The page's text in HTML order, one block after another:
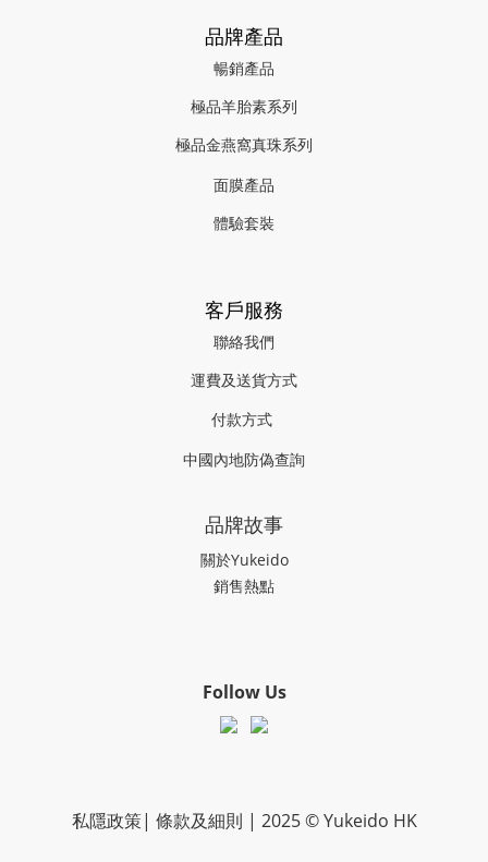
品牌產品
暢銷產品
極品羊胎素系列
極品金燕窩真珠系列
面膜產品
體驗套裝
客戶服務
聯絡我們
運費及送貨方式
付款方式
中國內地防偽查詢
品牌故事
關於Yukeido
銷售熱點
Follow Us
私隱政策| 條款及細則 | 2025 © Yukeido HK